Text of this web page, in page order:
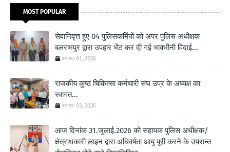
MOST POPULAR
सेवानिवृत्त हुए 04 पुलिसकर्मियों को अपर पुलिस अधीक्षक
बलरामपुर द्वारा उपहार भेंट कर दी गई भावभीनी विदाई...
अगस्त 01, 2026
राजकीय कुष्ठ चिकित्सा कर्मचारी संघ उप्र के अध्यक्ष का
स्वागत...
अगस्त 03, 2026
आज दिनांक 31.जुलाई.2026 को सहायक पुलिस अधीक्षक/
क्षेत्राधकारी लाइन द्वारा अधिवर्षता आयु पूरी करने के उपरान्त